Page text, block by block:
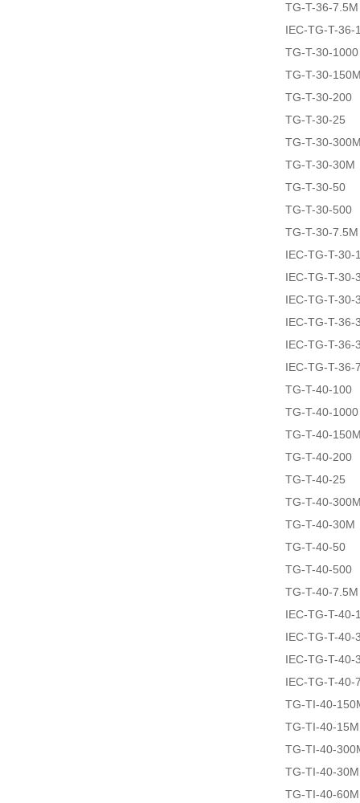
TG-T-36-7.5M
IEC-TG-T-36-
TG-T-30-1000
TG-T-30-
TG-T-30-200
TG-T-30-25
TG-T-30-
TG-T-30-30M
TG-T-30-50
TG-T-30-500
TG-T-30-7.5M
IEC-TG-T-30-
IEC-TG-T-30-
IEC-TG-T-30-
IEC-TG-T-36-
IEC-TG-T-36-
IEC-TG-T-36-
TG-T-40-100
TG-T-40-1000
TG-T-40-
TG-T-40-200
TG-T-40-25
TG-T-40-
TG-T-40-30M
TG-T-40-50
TG-T-40-500
TG-T-40-7.5M
IEC-TG-T-40-
IEC-TG-T-40-
IEC-TG-T-40-
IEC-TG-T-40-
TG-TI-40-
TG-TI-40-15M
TG-TI-40-
TG-TI-40-30M
TG-TI-40-60M